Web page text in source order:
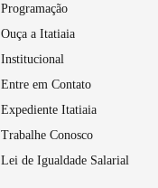
Programação
Ouça a Itatiaia
Institucional
Entre em Contato
Expediente Itatiaia
Trabalhe Conosco
Lei de Igualdade Salarial